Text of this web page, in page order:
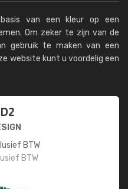
van een kleur op een
Om zeker te zijn van de
gebruik te maken van een
website kunt u voordelig een
BTW
BTW